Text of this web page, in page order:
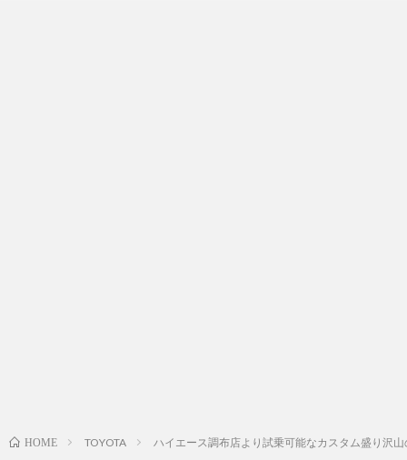
HOME TOYOTA ハイエース調布店より試乗可能なカスタム盛り沢